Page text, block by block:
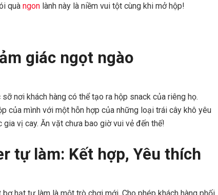
quà ngon lành này là niềm vui tột cùng khi mở hộp!
giác ngọt ngào
nơi khách hàng có thể tạo ra hộp snack của riêng họ.
của mình với một hỗn hợp của những loại trái cây khô yêu
vị cay. Ăn vặt chưa bao giờ vui vẻ đến thế!
tự làm: Kết hợp, Yêu thích
hạt tự làm là một trò chơi mới. Cho phép khách hàng phối